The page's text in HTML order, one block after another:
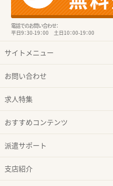
電話でのお問い合わせ：
平日9：30-19：00 土日10：00-19：00
サイトメニュー
お問い合わせ
求人特集
おすすめコンテンツ
派遣サポート
支店紹介